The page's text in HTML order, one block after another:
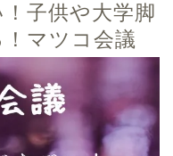
子供や大学脚
マツコ会議